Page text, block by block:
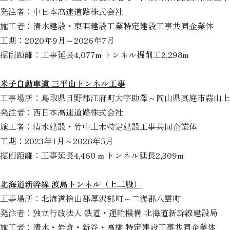
発注者：中日本高速道路株式会社
施工者：清水建設・東亜建設工業特定建設工事共同企業体
工期：2020年9月～2026年7月
掘削距離：工事延長4,077m トンネル掘削工2,298m
米子自動車道 三平山トンネル工事
工事場所：鳥取県日野郡江府町大字助澤～岡山県真庭市蒜山
発注者：西日本高速道路株式会社
施工者：清水建設・竹中土木特定建設工事共同企業体
工期：2023年1月～2026年5月
掘削距離：工事延長4,460 m トンネル延長2,309m
北海道新幹線 渡島トンネル（上二股）
工事場所：北海道檜山郡厚沢部町～二海郡八雲町
発注者：独立行政法人 鉄道・運輸機構 北海道新幹線建設局
施工者：清水・岩倉・新谷・高橋 特定建設工事共同企業体